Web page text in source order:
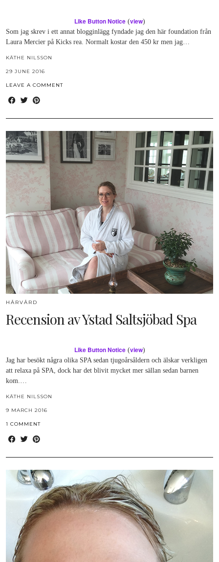
Like Button Notice(view)
Som jag skrev i ett annat blogginlägg fyndade jag den här foundation från
Laura Mercier på Kicks rea. Normalt kostar den 450 kr men jag…
KÄTHE NILSSON
29 JUNE 2016
LEAVE A COMMENT
HÅRVÅRD
Recension av Ystad Saltsjöbad Spa
Like Button Notice(view)
Jag har besökt några olika SPA sedan tjugoårsåldern och älskar verkligen
att relaxa på SPA, dock har det blivit mycket mer sällan sedan barnen
kom.…
KÄTHE NILSSON
9 MARCH 2016
1 COMMENT